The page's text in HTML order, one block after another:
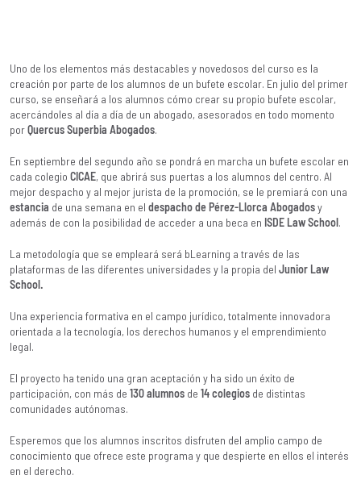
Uno de los elementos más destacables y novedosos del curso es la
creación por parte de los alumnos de un bufete escolar. En julio del primer
curso, se enseñará a los alumnos cómo crear su propio bufete escolar,
acercándoles al día a día de un abogado, asesorados en todo momento
porQuercus Superbia Abogados.
En septiembre del segundo año se pondrá en marcha un bufete escolar en
cada colegio CICAE, que abrirá sus puertas a los alumnos del centro. Al
mejor despacho y al mejor jurista de la promoción, se le premiará con una
estancia de una semana en el despacho de Pérez-Llorca Abogadosy
además de con la posibilidad de acceder a una beca en ISDE Law School.
La metodología que se empleará será bLearning a través de las
plataformas de las diferentes universidades y la propia del Junior Law
School.
Una experiencia formativa en el campo jurídico, totalmente innovadora
orientada a la tecnología, los derechos humanos y el emprendimiento
legal.
El proyecto ha tenido una gran aceptación y ha sido un éxito de
participación, con más de 130 alumnos de 14 colegios de distintas
comunidades autónomas.
Esperemos que los alumnos inscritos disfruten del amplio campo de
conocimiento que ofrece este programa y que despierte en ellos el interés
en el derecho.